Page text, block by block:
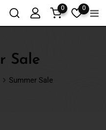
0
0
Sale
Summer Sale